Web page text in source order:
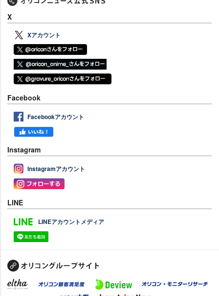
X
Xアカウント
Facebook
Facebookアカウント
Instagram
Instagramアカウント
LINE
LINEアカウントメディア